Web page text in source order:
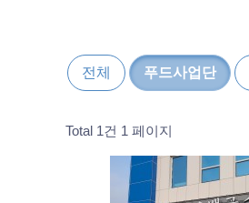
전체 푸드사업단
Total 1건 1 페이지